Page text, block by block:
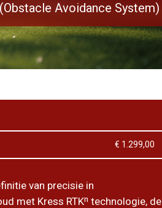
Avoidance System)
€ 1.299,00
van precisie in
met Kress RTKⁿ technologie, de